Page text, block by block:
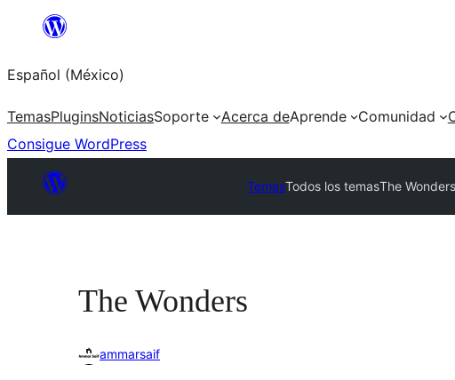
Saltar
contenido
Español (México)
TemasPluginsNoticiasSoporte Acerca deAprende Comunidad
Consigue WordPress
TemasTodos los temasThe Wonders
The Wonders
ammarsaif